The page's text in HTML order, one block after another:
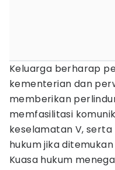
Keluarga berharap
kementerian dan
memberikan
memfasilitasi
keselamatan V,
hukum jika
Kuasa hukum